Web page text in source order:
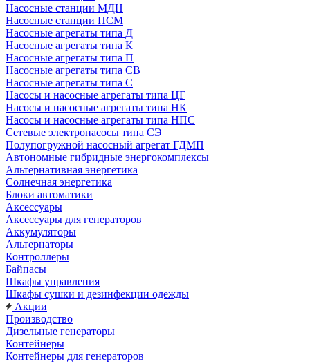
Насосные станции МДН
Насосные станции ПСМ
Насосные агрегаты типа Д
Насосные агрегаты типа К
Насосные агрегаты типа П
Насосные агрегаты типа СВ
Насосные агрегаты типа С
Насосы и насосные агрегаты типа ЦГ
Насосы и насосные агрегаты типа НК
Насосы и насосные агрегаты типа НПС
Сетевые электронасосы типа СЭ
Полупогружной насосный агрегат ГДМП
Автономные гибридные энергокомплексы
Альтернативная энергетика
Солнечная энергетика
Блоки автоматики
Аксессуары
Аксессуары для генераторов
Аккумуляторы
Альтернаторы
Контроллеры
Байпасы
Шкафы управления
Шкафы сушки и дезинфекции одежды
Акции
Производство
Дизельные генераторы
Контейнеры
Контейнеры для генераторов